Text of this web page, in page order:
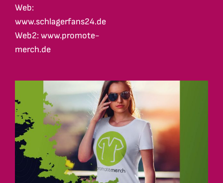
Web:
www.schlagerfans24.de
Web2: www.promote-
merch.de